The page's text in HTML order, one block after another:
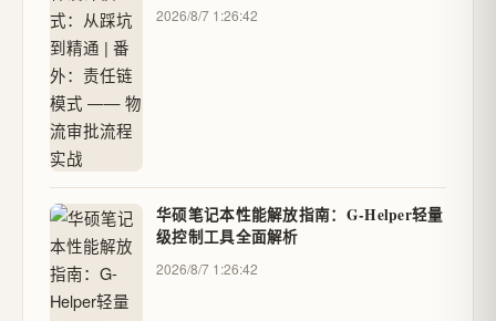
2026/8/7 1:26:42
华硕笔记本性能解放指南：G-Helper轻量
级控制工具全面解析
2026/8/7 1:26:42